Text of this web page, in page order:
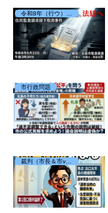
市行政問題
裁判（市長＆市vs丸田）